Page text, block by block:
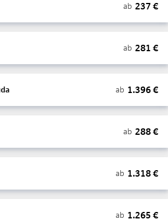
ab 237 €
ab 281 €
ab 1.396€
ab 288€
ab 1.318€
ab 1.265 €